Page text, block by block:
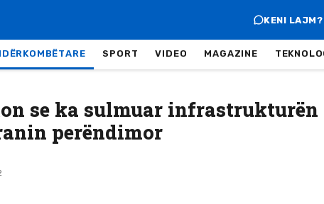
KENI LAJM?
SPORT VIDEO MAGAZINE
se ka sulmuar infrastrukturën
perëndimor